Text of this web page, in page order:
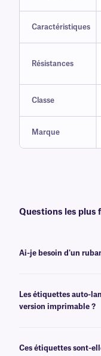
Caractéristiques
Résistances
Classe
Marque
Questions les plus
Ai-je besoin d'un
Les étiquettes auto-
version imprimable ?
Ces étiquettes sont-